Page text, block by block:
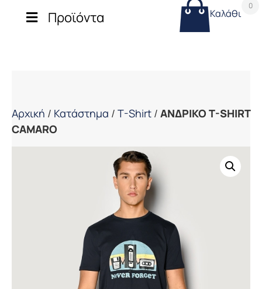
Καλάθι
0
Προϊόντα
Αρχική / Κατάστημα / T-Shirt / ΑΝΔΡΙΚΟ T-SHIRT
CAMARO